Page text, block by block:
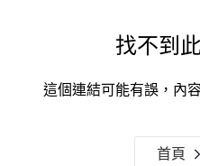
找不到
這個連結可能有誤，內
首頁